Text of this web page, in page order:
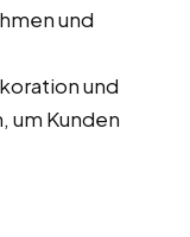
und
und
um Kunden